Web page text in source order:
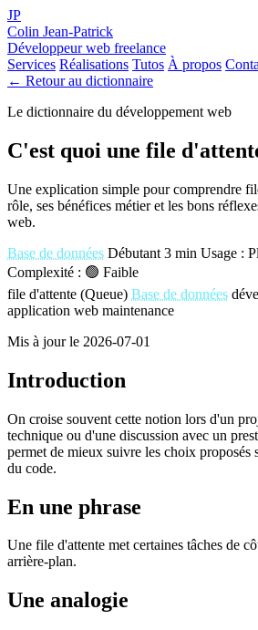
JP
Colin Jean-Patrick
Développeur web freelance
Services Réalisations Tutos À propos
← Retour au dictionnaire
Le dictionnaire du développement web
C'est quoi une file
Une explication simple pour comprendre
rôle, ses bénéfices métier et les bons
web.
Base de données Débutant 3 min Usage :
Complexité : 🟢 Faible
file d'attente (Queue) Base de données
application web maintenance
Mis à jour le 2026-07-01
Introduction
On croise souvent cette notion lors d'un
technique ou d'une discussion avec un
permet de mieux suivre les choix proposés
du code.
En une phrase
Une file d'attente met certaines tâches de
arrière-plan.
Une analogie